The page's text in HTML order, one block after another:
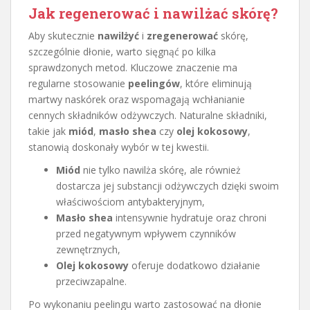
Jak regenerować i nawilżać skórę?
Aby skutecznie nawilżyć i zregenerować skórę,
szczególnie dłonie, warto sięgnąć po kilka
sprawdzonych metod. Kluczowe znaczenie ma
regularne stosowanie peelingów, które eliminują
martwy naskórek oraz wspomagają wchłanianie
cennych składników odżywczych. Naturalne składniki,
takie jak miód, masło shea czy olej kokosowy,
stanowią doskonały wybór w tej kwestii.
Miód nie tylko nawilża skórę, ale również
dostarcza jej substancji odżywczych dzięki swoim
właściwościom antybakteryjnym,
Masło shea intensywnie hydratuje oraz chroni
przed negatywnym wpływem czynników
zewnętrznych,
Olej kokosowy oferuje dodatkowo działanie
przeciwzapalne.
Po wykonaniu peelingu warto zastosować na dłonie